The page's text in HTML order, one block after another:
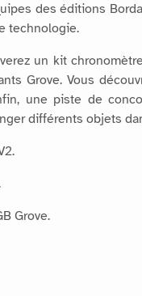
des éditions
technologie.
un kit
Grove. Vous
une piste de
différents objets
Grove.